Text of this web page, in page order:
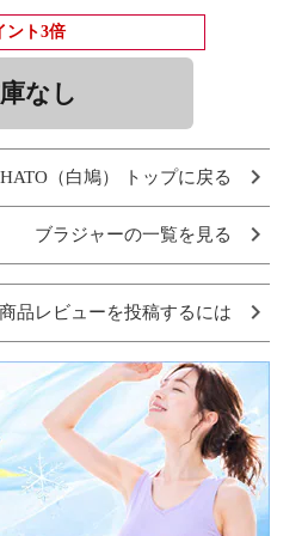
ント3倍
なし
（白鳩） トップに戻る
ブラジャーの一覧を見る
商品レビューを投稿するには